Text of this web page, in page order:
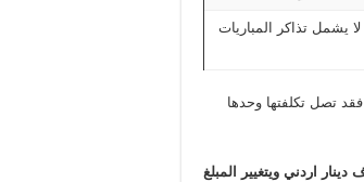
لا يشمل تذاكر المباريات
تصل تكلفتها وحدها
وتذاكر المباريات الثلاث يبلغ ما يقارب 7,000 سبعه الاف دينار اردني ويتغيير المبلغ